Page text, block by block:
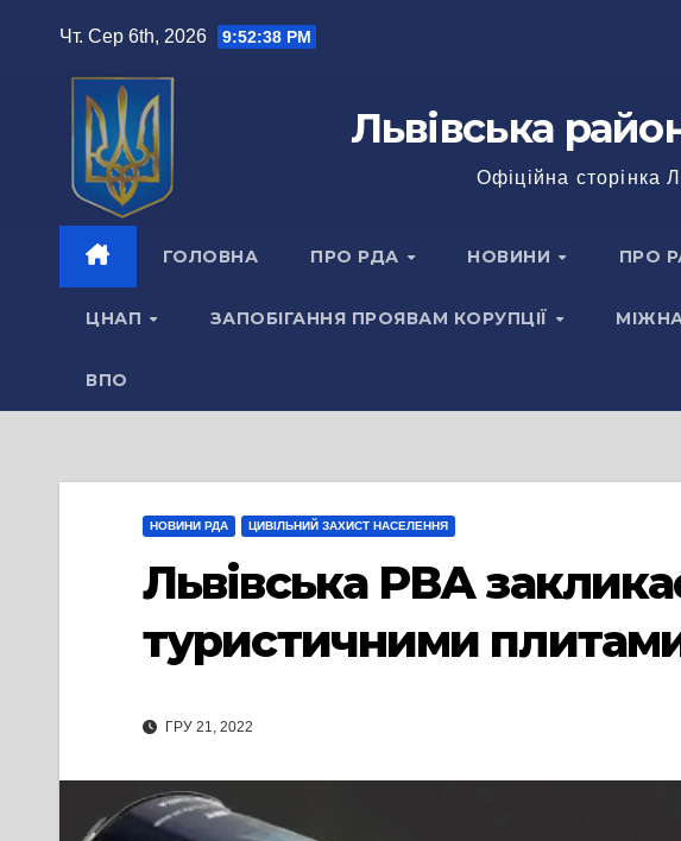
Чт. Сер 6th, 2026 9:52:39 PM
Львівська
Офіційна сторінка
ГОЛОВНА ПРО РДА НОВИНИ ПРО
ЦНАП ЗАПОБІГАННЯ ПРОЯВАМ КОРУПЦІЇ
ВПО
НОВИНИ РДА ЦИВІЛЬНИЙ ЗАХИСТ НАСЕЛЕННЯ
Львівська РВА
туристичними
ГРУ 21, 2022